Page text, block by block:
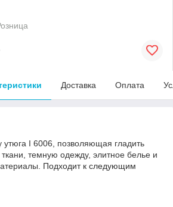
Доставка Оплата
утюга I 6006, позволяющая гладить
темную одежду, элитное белье и
Подходит к следующим